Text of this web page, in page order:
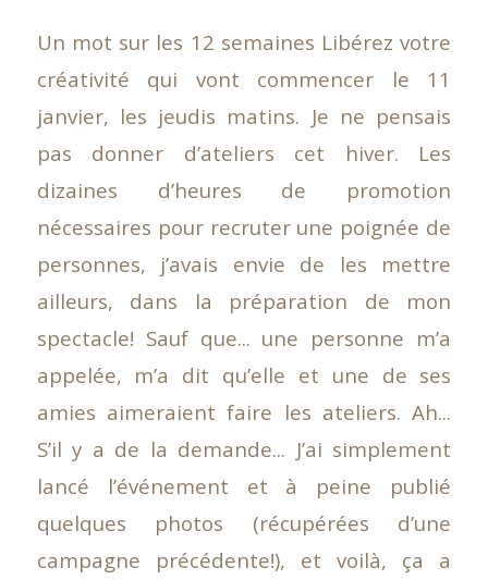
Un mot sur les 12 semaines Libérez votre
créativité qui vont commencer le 11
janvier, les jeudis matins. Je ne pensais
pas donner d’ateliers cet hiver. Les
dizaines d’heures de promotion
nécessaires pour recruter une poignée de
personnes, j’avais envie de les mettre
ailleurs, dans la préparation de mon
spectacle! Sauf que... une personne m’a
appelée, m’a dit qu’elle et une de ses
amies aimeraient faire les ateliers. Ah...
S’il y a de la demande... J’ai simplement
lancé l’événement et à peine publié
quelques photos (récupérées d’une
campagne précédente!), et voilà, ça a